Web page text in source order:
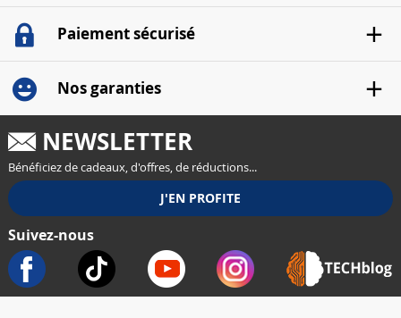
Paiement sécurisé
Nos garanties
NEWSLETTER
Bénéficiez de cadeaux, d'offres, de réductions...
Suivez-nous